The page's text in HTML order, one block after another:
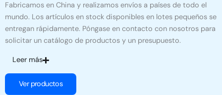
Fabricamos en China y realizamos envíos a países de todo el
mundo. Los artículos en stock disponibles en lotes pequeños se
entregan rápidamente. Póngase en contacto con nosotros para
solicitar un catálogo de productos y un presupuesto.
Leer más
Ver productos